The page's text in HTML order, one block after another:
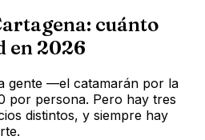
cuánto
en 2026
gente —el catamarán por la
por persona. Pero hay tres
distintos, y siempre hay